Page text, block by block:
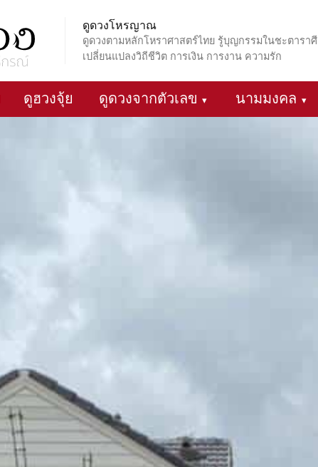
ดูดวงโหรญาณ
ดูดวงตามหลักโหราศาสตร์ไทย รู้บุญกรรมในชะตาราศี
เปลี่ยนแปลงวิถีชีวิต การเงิน การงาน ความรัก
ดูฮวงจุ้ย ดูดวงจากตัวเลข นามมงคล